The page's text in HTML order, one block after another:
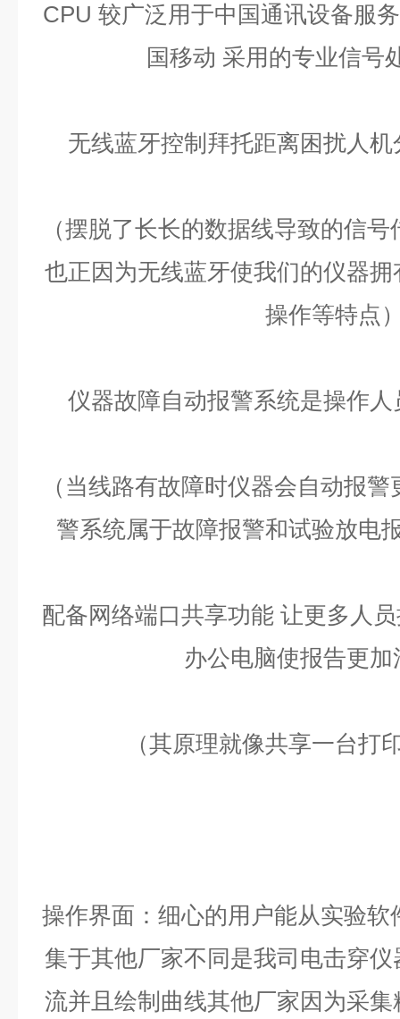
CPU 较广泛用于中国通讯设备服
国移动 采用的专业信号
无线蓝牙控制拜托距离困扰人
（摆脱了长长的数据线导致的信
也正因为无线蓝牙使我们的仪器
操作等特点
仪器故障自动报警系统是操作
（当线路有故障时仪器会自动报
警系统属于故障报警和试验放电
配备网络端口共享功能 让更多人
办公电脑使报告更
（其原理就像共享一台打
操作界面：细心的用户能从实验
集于其他厂家不同是我司电击穿
流并且绘制曲线其他厂家因为采